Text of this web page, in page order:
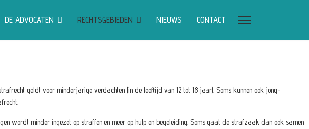
DE ADVOCATEN RECHTSGEBIEDEN NIEUWS CONTACT
geldt voor minderjarige verdachten (in de leeftijd van 12 tot 18 jaar). Soms kunnen ook jong-
wordt minder ingezet op straffen en meer op hulp en begeleiding. Soms gaat de strafzaak dan ook samen